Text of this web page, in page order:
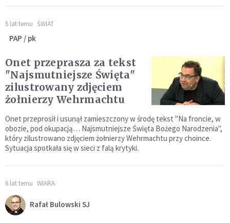
5 lat temu ŚWIAT
PAP / pk
Onet przeprasza za tekst
"Najsmutniejsze Święta"
zilustrowany zdjęciem
żołnierzy Wehrmachtu
Onet przeprosił i usunął zamieszczony w środę tekst "Na froncie, w
obozie, pod okupacją… Najsmutniejsze Święta Bożego Narodzenia",
który zilustrowano zdjęciem żołnierzy Wehrmachtu przy choince.
Sytuacja spotkała się w sieci z falą krytyki.
6 lat temu WIARA
Rafał Bulowski SJ